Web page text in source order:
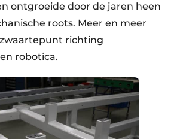
ontgroeide door de jaren heen
roots. Meer en meer
richting
robotica.